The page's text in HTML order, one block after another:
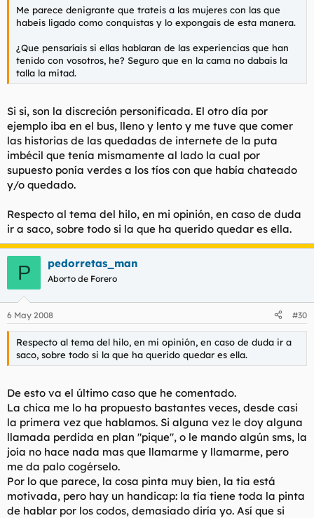
Me parece denigrante que trateis a las mujeres con las que
habeis ligado como conquistas y lo expongais de esta manera.
¿Que pensaríais si ellas hablaran de las experiencias que han
tenido con vosotros, he? Seguro que en la cama no dabais la
talla la mitad.
Si si, son la discreción personificada. El otro día por
ejemplo iba en el bus, lleno y lento y me tuve que comer
las historias de las quedadas de internete de la puta
imbécil que tenía mismamente al lado la cual por
supuesto ponía verdes a los tíos con que había chateado
y/o quedado.
Respecto al tema del hilo, en mi opinión, en caso de duda
ir a saco, sobre todo si la que ha querido quedar es ella.
P pedorretas_man
Aborto de Forero
6 May 2008 #30
Respecto al tema del hilo, en mi opinión, en caso de duda ir a
saco, sobre todo si la que ha querido quedar es ella.
De esto va el último caso que he comentado.
La chica me lo ha propuesto bastantes veces, desde casi
la primera vez que hablamos. Si alguna vez le doy alguna
llamada perdida en plan "pique", o le mando algún sms, la
joía no hace nada mas que llamarme y llamarme, pero
me da palo cogérselo.
Por lo que parece, la cosa pinta muy bien, la tia está
motivada, pero hay un handicap: la tía tiene toda la pinta
de hablar por los codos, demasiado diría yo. Así que si